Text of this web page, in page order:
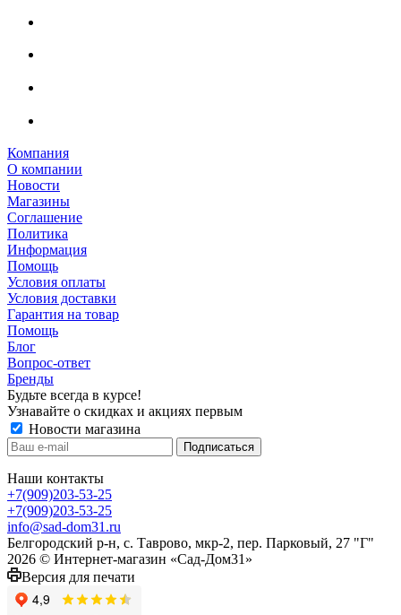
Компания
О компании
Новости
Магазины
Соглашение
Политика
Информация
Помощь
Условия оплаты
Условия доставки
Гарантия на товар
Помощь
Блог
Вопрос-ответ
Бренды
Будьте всегда в курсе!
Узнавайте о скидках и акциях первым
Новости магазина
Наши контакты
+7(909)203-53-25
+7(909)203-53-25
info@sad-dom31.ru
Белгородский р-н, с. Таврово, мкр-2, пер. Парковый, 27 "Г"
2026 © Интернет-магазин «Сад-Дом31»
Версия для печати